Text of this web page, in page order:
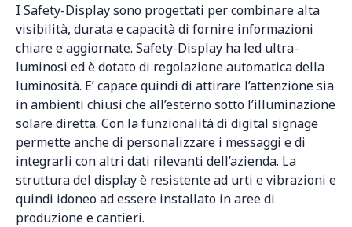
I Safety-Display sono progettati per combinare alta
visibilità, durata e capacità di fornire informazioni
chiare e aggiornate. Safety-Display ha led ultra-
luminosi ed è dotato di regolazione automatica della
luminosità. E’ capace quindi di attirare l’attenzione sia
in ambienti chiusi che all’esterno sotto l’illuminazione
solare diretta. Con la funzionalità di digital signage
permette anche di personalizzare i messaggi e di
integrarli con altri dati rilevanti dell’azienda. La
struttura del display è resistente ad urti e vibrazioni e
quindi idoneo ad essere installato in aree di
produzione e cantieri.